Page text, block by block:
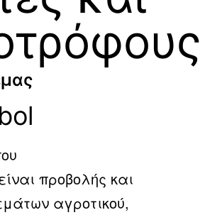
προβολής και
αγροτικού,